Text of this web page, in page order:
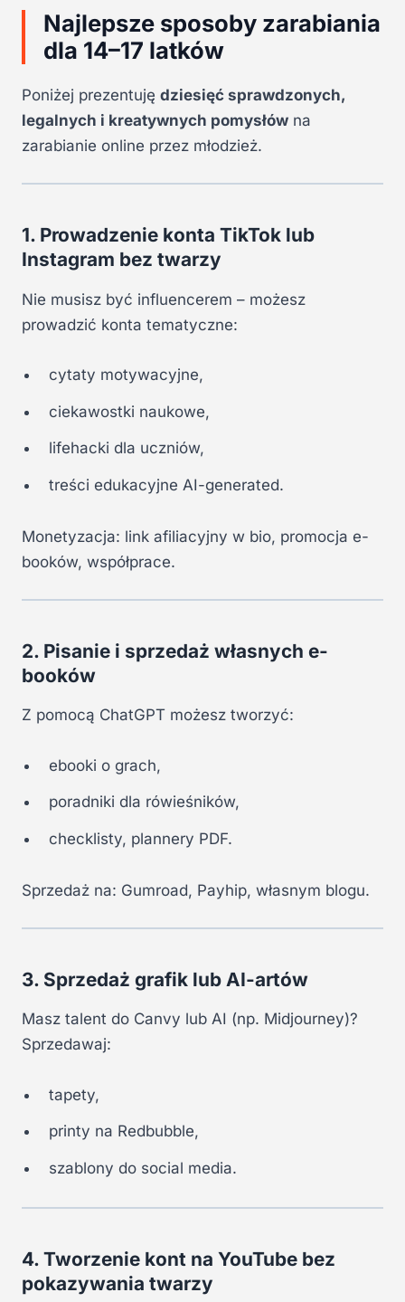
Najlepsze sposoby zarabiania
dla 14–17 latków
Poniżej prezentuję dziesięć sprawdzonych,
legalnych i kreatywnych pomysłów na
zarabianie online przez młodzież.
1. Prowadzenie konta TikTok lub
Instagram bez twarzy
Nie musisz być influencerem – możesz
prowadzić konta tematyczne:
cytaty motywacyjne,
ciekawostki naukowe,
lifehacki dla uczniów,
treści edukacyjne AI-generated.
Monetyzacja: link afiliacyjny w bio, promocja e-
booków, współprace.
2. Pisanie i sprzedaż własnych e-
booków
Z pomocą ChatGPT możesz tworzyć:
ebooki o grach,
poradniki dla rówieśników,
checklisty, plannery PDF.
Sprzedaż na: Gumroad, Payhip, własnym blogu.
3. Sprzedaż grafik lub AI-artów
Masz talent do Canvy lub AI (np. Midjourney)?
Sprzedawaj:
tapety,
printy na Redbubble,
szablony do social media.
4. Tworzenie kont na YouTube bez
pokazywania twarzy